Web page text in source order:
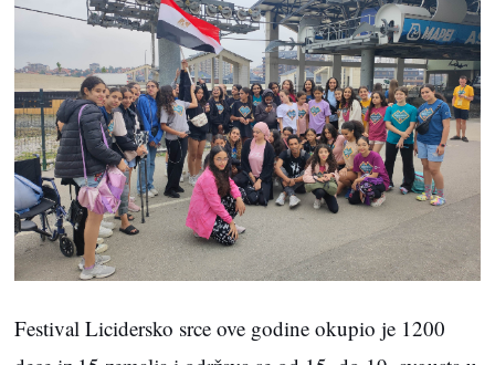
Festival Licidersko srce ove godine okupio je 1200